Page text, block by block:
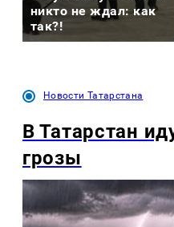
никто не ждал: как
так?!
Новости Татарстана
В Татарстан
грозы